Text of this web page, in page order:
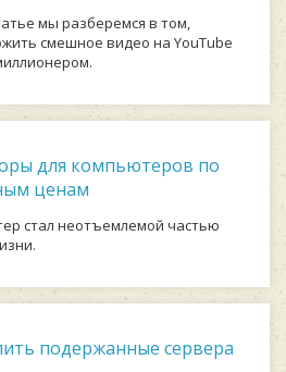
мы разберемся в том,
смешное видео на YouTube
для компьютеров по
ценам
стал неотъемлемой частью
подержанные сервера